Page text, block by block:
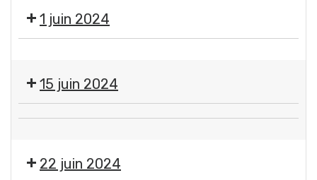
1 juin 2024
dressing
15 juin 2024
Fête
Papillons
Gerzat
Bal22 juin 2024